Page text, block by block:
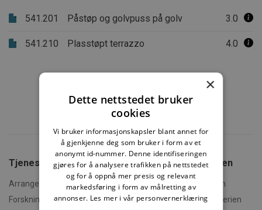
541.201 Påstøp og golvpuss på golv 3.0
541.210 Plasstøpt terrazzo 4.0
Tjenester fra SINTEF
Arrangementer og kurs
Forskningsrapporter
Om Byggforskserien
Hva er Byggforskserien
Finn fram i Byggforskserien
×
Dette nettstedet bruker
cookies
Vi bruker informasjonskapsler blant annet for
å gjenkjenne deg som bruker i form av et
anonymt id-nummer. Denne identifiseringen
gjøres for å analysere trafikken på nettstedet
og for å oppnå mer presis og relevant
markedsføring i form av målretting av
annonser. Les mer i vår personvernerklæring